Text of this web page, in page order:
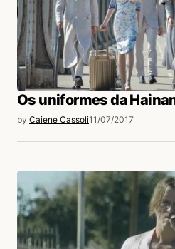
Os uniformes da
by Caiene Cassoli11/07/2017